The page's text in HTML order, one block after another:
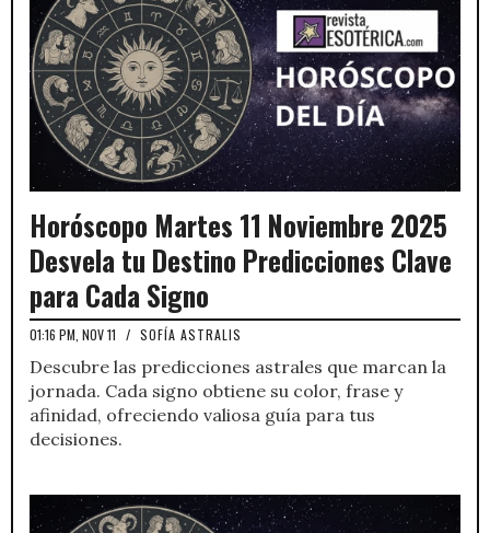
Horóscopo Martes 11 Noviembre 2025
Desvela tu Destino Predicciones Clave
para Cada Signo
01:16 PM, NOV 11 / SOFÍA ASTRALIS
Descubre las predicciones astrales que marcan la
jornada. Cada signo obtiene su color, frase y
afinidad, ofreciendo valiosa guía para tus
decisiones.